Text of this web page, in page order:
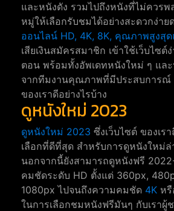
และหนังดัง รวมไปถึงหนังที่ไม่ควร
หมู่ให้เลือกรับชมได้อย่างสะดวกง่าย
ออนไลน์ HD, 4K, 8K, คุณภาพสูงสุ
เสียเงินสมัครสมาชิก เข้าใช้เว็บไซต์
ตอน พร้อมทั้งอัพเดทหนังใหม่ ๆ และ
จากทีมงานคุณภาพที่มีประสบการณ์
ของเราดีอย่างไรบ้าง
ดูหนังใหม่ 2023
ดูหนังใหม่ 2023 ซึ่งเว็บไซต์ ของเร
เลือกที่ดีที่สุด สำหรับการดูหนังใหม่
นอกจากนี้ยังสามารถดูหนังฟรี
คมชัดระดับ HD ตั้งแต่ 360px,
1080px ไปจนถึงความคมชัด 4K ห
ในการเลือกชมหนังฟรีมันๆ กับเราผู้